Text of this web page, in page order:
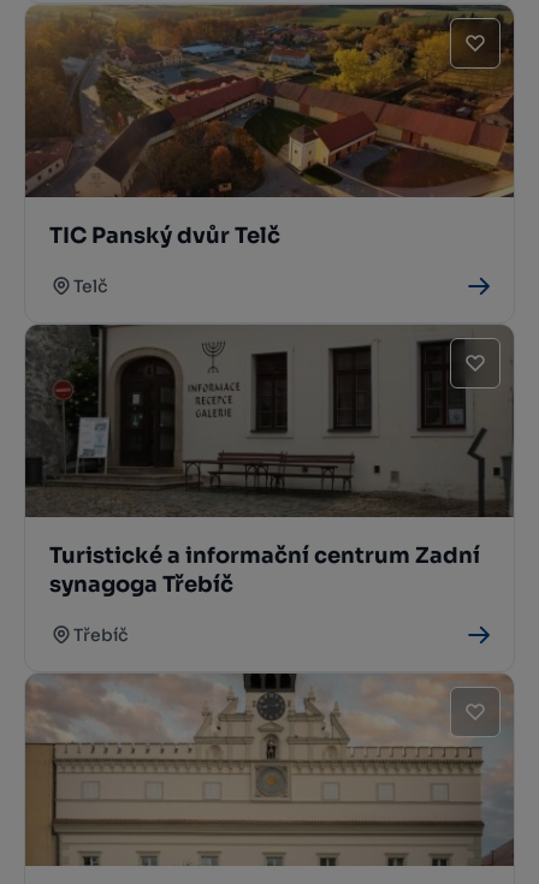
TIC Panský dvůr Telč
Telč
Turistické a informační centrum Zadní
synagoga Třebíč
Třebíč